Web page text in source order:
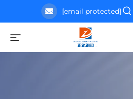
[email protected]